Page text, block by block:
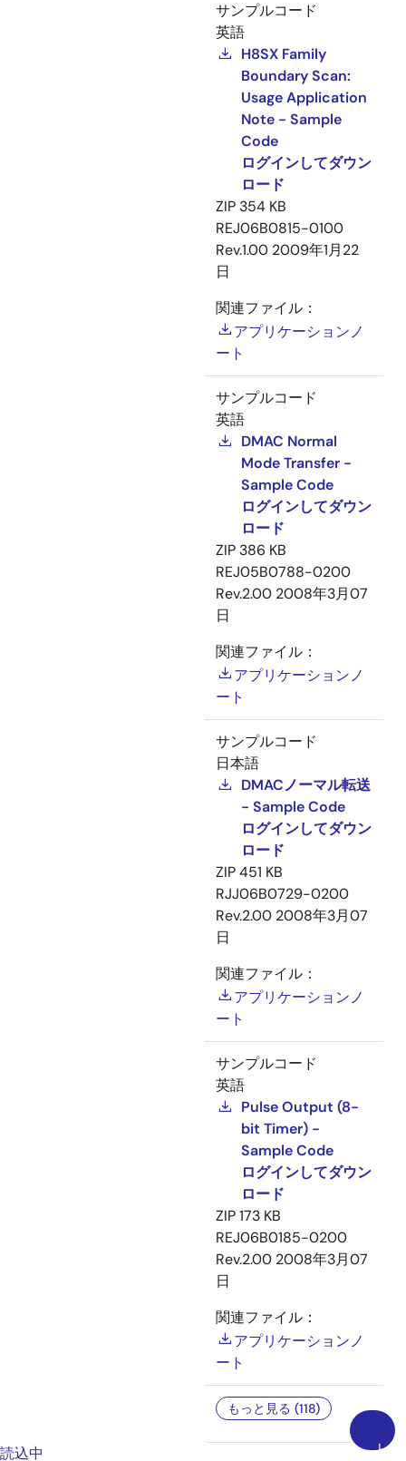
サンプルコード
英語
H8SX Family
Boundary Scan:
Usage Application
Note - Sample
Code
ログインしてダウン
ロード
ZIP 354 KB
REJ06B0815-0100
Rev.1.00 2009年1月22
日
関連ファイル：
アプリケーションノ
ート
サンプルコード
英語
DMAC Normal
Mode Transfer -
Sample Code
ログインしてダウン
ロード
ZIP 386 KB
REJ05B0788-0200
Rev.2.00 2008年3月07
日
関連ファイル：
アプリケーションノ
ート
サンプルコード
日本語
DMACノーマル転送
- Sample Code
ログインしてダウン
ロード
ZIP451 KB
RJJ06B0729-0200
Rev.2.00 2008年3月07
日
関連ファイル：
アプリケーションノ
ート
サンプルコード
英語
Pulse Output (8-
bit Timer) -
Sample Code
ログインしてダウン
ロード
ZIP173 KB
REJ06B0185-0200
Rev.2.00 2008年3月07
日
関連ファイル：
アプリケーションノ
ート
もっと見る (118)
読込中 上